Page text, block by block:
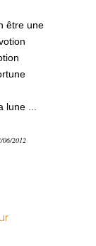
être une
...
06/2012